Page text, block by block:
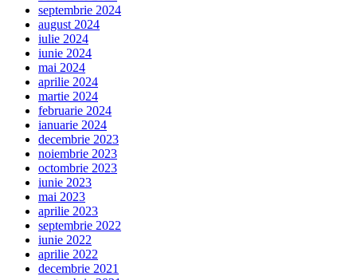
septembrie 2024
august 2024
iulie 2024
iunie 2024
mai 2024
aprilie 2024
martie 2024
februarie 2024
ianuarie 2024
decembrie 2023
noiembrie 2023
octombrie 2023
iunie 2023
mai 2023
aprilie 2023
septembrie 2022
iunie 2022
aprilie 2022
decembrie 2021